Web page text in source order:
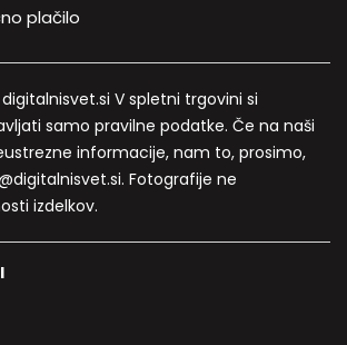
plačilo
V spletni trgovini si
samo pravilne podatke. Če na naši
informacije, nam to, prosimo,
Fotografije ne
izdelkov.